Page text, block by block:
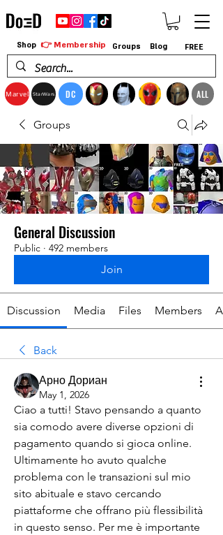
Marvel StarWars DC ALL
Shop 👉 Membership Groups Blog FREE
Groups
General Discussion
Public · 492 members
Join
Discussion Media Files Members
Back
Арно Дориан
May 1, 2026
Ciao a tutti! Stavo pensando a quanto
sia comodo avere diverse opzioni di
pagamento quando si gioca online.
Ultimamente ho avuto qualche
problema con le transazioni sul mio
sito abituale e stavo cercando
piattaforme che offrano più flessibilità
in questo senso. Per me è importante